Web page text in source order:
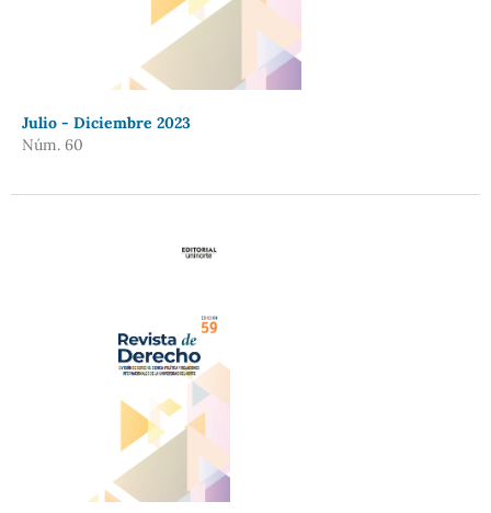
Julio - Diciembre 2023
Núm. 60